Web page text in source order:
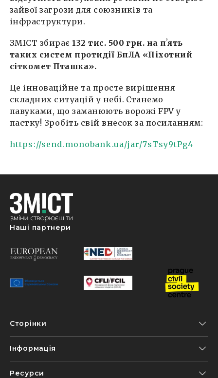
Alina Digtyar
16 Грудня, 12:56
Alina Digtyar
17 Грудня, 12:55
18 Грудня, 11:33
Alina Digtyar
21 Грудня, 21:10
22 Грудня, 07:02
Alina Digtyar
29 Грудня, 15:07
Alina Digtyar
Alina Digtyar
Оксана
зайвої загрози для союзників та
інфраструктури.
ЗМІСТ збирає132 тис. 500 грн. на пʼять
таких систем протидії БпЛА «Піхотний
сіткомет Пташка».
Це інноваційне та просте вирішення
складних ситуацій у небі. Станемо
павуками, що заманюють ворожі FPV у
пастку! Зробіть свій внесок за посиланням:
https://send.monobank.ua/jar/7sTsy9tPg4
Наші партнери
Сторінки
Інформація
Ресурси